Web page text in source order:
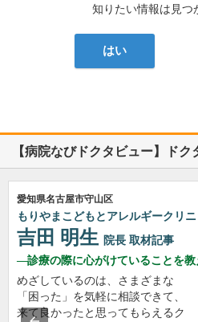
知りたい情報は見つ
はい
【病院なびドクタビュー】ドク
愛知県名古屋市守山区
もりやまこどもとアレルギークリニ
吉田 明生 院長 取材記事
診療の際に心がけていることを教
めざしているのは、さまざまな
「困った」を気軽に相談できて、
来て良かったと思ってもらえるク